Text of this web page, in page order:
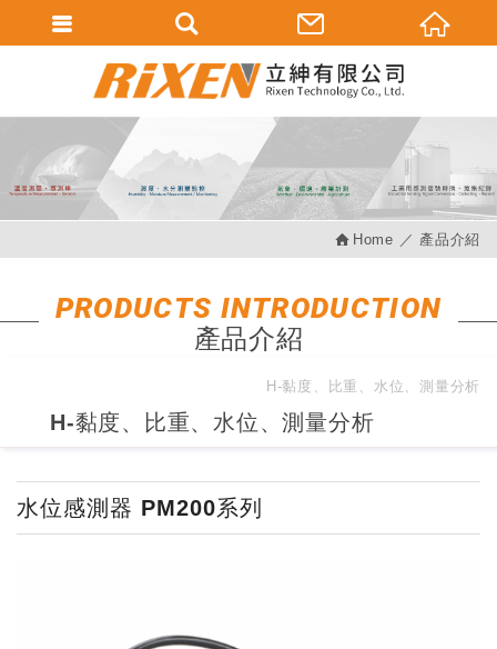
Home 產品介紹
PRODUCTS INTRODUCTION
產品介紹
H-黏度、比重、水位、測量分析
H-黏度、比重、水位、測量分析
水位感測器 PM200系列
會員登入
加入會員
忘記密碼
訂單查詢
個人資料修改
會員登出
填寫匯款通知